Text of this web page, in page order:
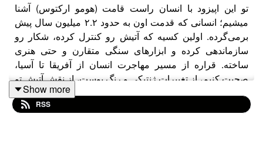
تو این اپیزود با انسان راست قامت (هومو ارکتوس) آشنا
میشیم؛ انسانی که قدمت اون به حدود ۲.۲ میلیون سال پیش
برمی‌گرده. اولین کسیه که آتیش رو کنترل کرده، شکار رو
سازماندهی کرده و ابزارهای سنگی متقارن و حتی هنری
ساخته. قراره از مسیر مهاجرت انسان از آفریقا تا آسیا،
صحبت کنیم، از تغییرات ژنتیکی و رنگ پوست، از نقش آتیش تو
تغذیه و خواب، و مهارت‌های شکار و ابزارسازی انسان راست
قامت. تو ادامه بررسی کنیم که چطور این کشفیات،
Show more
RSS